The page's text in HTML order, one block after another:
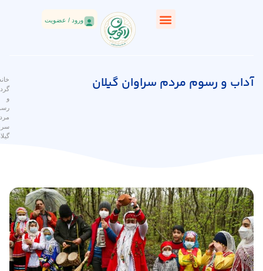
ورود / عضویت
و رسوم مردم سراوان گیلان
بوم
/ آداب